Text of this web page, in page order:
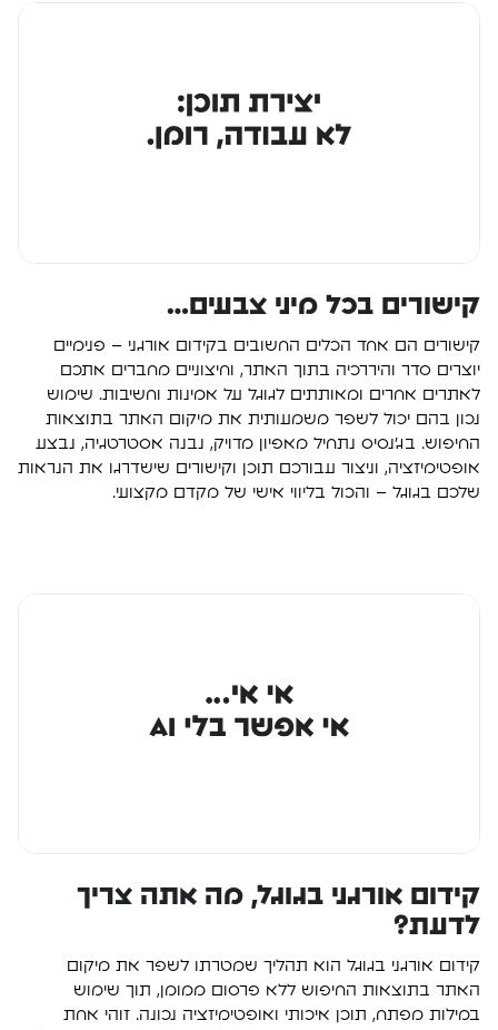
קישורים בכל מיני צבעים…
קישורים הם אחד הכלים החשובים בקידום אורגני – פנימיים
יוצרים סדר והיררכיה בתוך האתר, וחיצוניים מחברים אתכם
לאתרים אחרים ומאותתים לגוגל על אמינות וחשיבות. שימוש
נכון בהם יכול לשפר משמעותית את מיקום האתר בתוצאות
החיפוש. בג’נסיס נתחיל מאפיון מדויק, נבנה אסטרטגיה, נבצע
אופטימיזציה, וניצור עבורכם תוכן וקישורים שישדרגו את הנראות
שלכם בגוגל – והכול בליווי אישי של מקדם מקצועי.
קידום אורגני בגוגל, מה אתה צריך
לדעת?
קידום אורגני בגוגל הוא תהליך שמטרתו לשפר את מיקום
האתר בתוצאות החיפוש ללא פרסום ממומן, תוך שימוש
במילות מפתח, תוכן איכותי ואופטימיזציה נכונה. זוהי אחת